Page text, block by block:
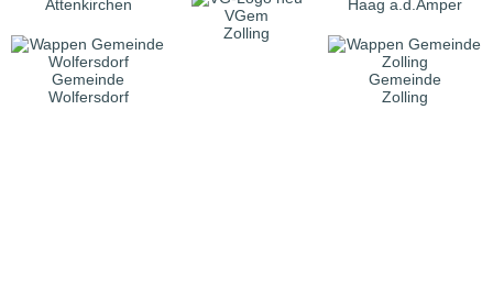
Attenkirchen
VGem
Zolling
Haag a.d.Amper
Gemeinde
Wolfersdorf
Gemeinde
Zolling